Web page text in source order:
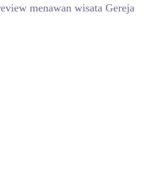
menawan wisata Gereja